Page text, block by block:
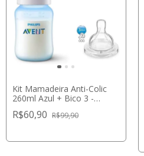
Kit Mamadeira Anti-Colic
260ml Azul + Bico 3 -
R$60,90 R$99,90